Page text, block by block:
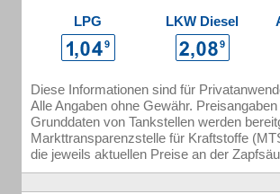
LPG LKW Diesel
Diese Informationen sind für
Alle Angaben ohne Gewähr. Preisangaben
Grunddaten von Tankstellen werden
Markttransparenzstelle für Kraftstoffe
die jeweils aktuellen Preise an der